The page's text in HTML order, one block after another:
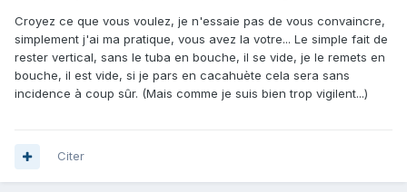
Croyez ce que vous voulez, je n'essaie pas de vous convaincre,
simplement j'ai ma pratique, vous avez la votre... Le simple fait de
rester vertical, sans le tuba en bouche, il se vide, je le remets en
bouche, il est vide, si je pars en cacahuète cela sera sans
incidence à coup sûr. (Mais comme je suis bien trop vigilent...)
Citer